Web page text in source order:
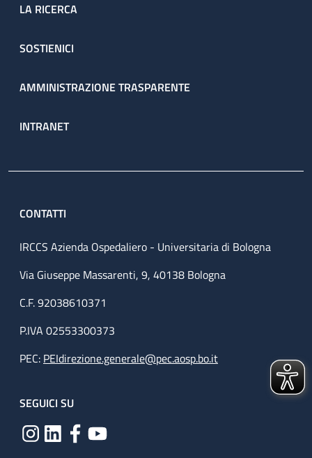
LA RICERCA
SOSTIENICI
AMMINISTRAZIONE TRASPARENTE
INTRANET
CONTATTI
IRCCS Azienda Ospedaliero - Universitaria di Bologna
Via Giuseppe Massarenti, 9, 40138 Bologna
C.F. 92038610371
P.IVA 02553300373
PEC: PEIdirezione.generale@pec.aosp.bo.it
SEGUICI SU